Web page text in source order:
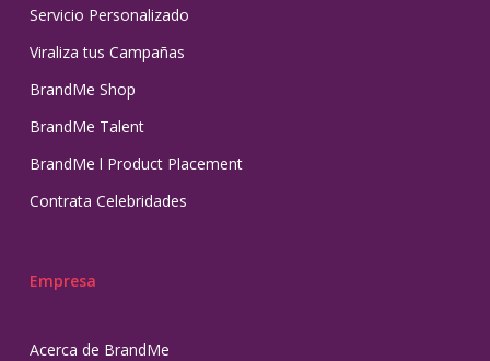
Servicio Personalizado
Viraliza tus Campañas
BrandMe Shop
BrandMe Talent
BrandMe l Product Placement
Contrata Celebridades
Empresa
Acerca de BrandMe